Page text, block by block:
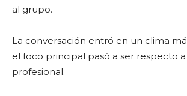
al grupo.
La conversación entró en un clima
el foco principal pasó a ser respecto a
profesional.